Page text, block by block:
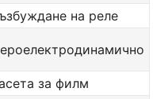
на реле
за филм